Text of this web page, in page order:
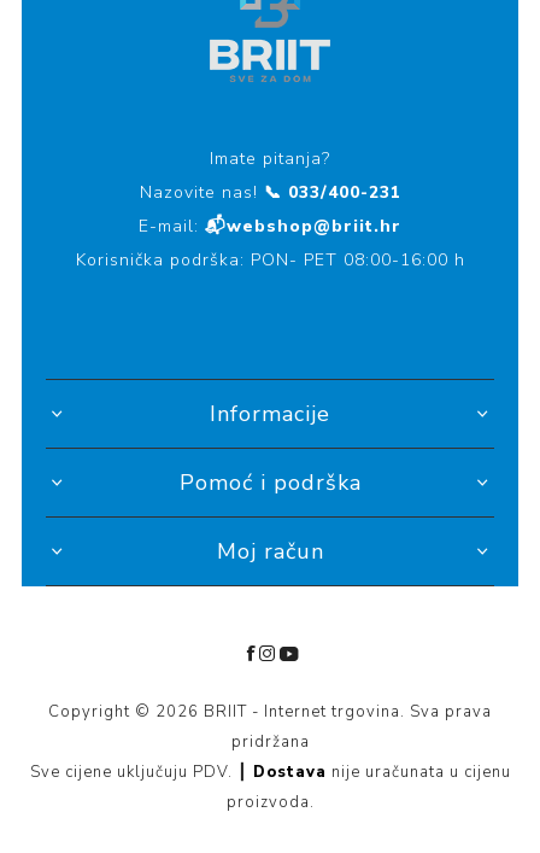
Imate pitanja?
Nazovite nas! 📞 033/400-231
E-mail: 📬webshop@briit.hr
Korisnička podrška: PON- PET 08:00-16:00 h
Informacije
Pomoć i podrška
Moj račun
Copyright © 2026 BRIIT - Internet trgovina. Sva prava
pridržana
Sve cijene uključuju PDV. ┃ Dostava nije uračunata u cijenu
proizvoda.